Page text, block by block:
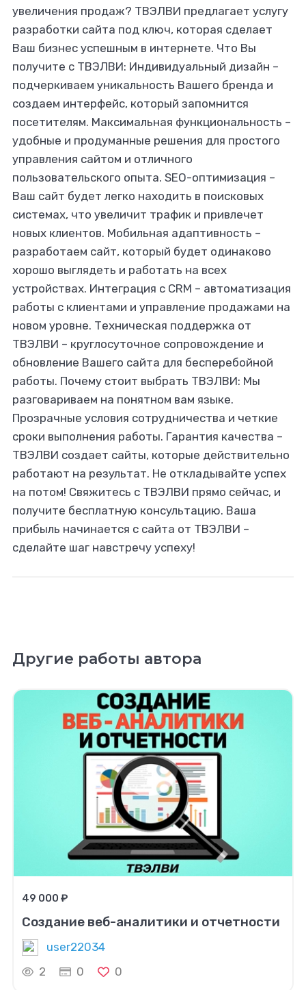
увеличения продаж? ТВЭЛВИ предлагает услугу
разработки сайта под ключ, которая сделает
Ваш бизнес успешным в интернете. Что Вы
получите с ТВЭЛВИ: Индивидуальный дизайн –
подчеркиваем уникальность Вашего бренда и
создаем интерфейс, который запомнится
посетителям. Максимальная функциональность –
удобные и продуманные решения для простого
управления сайтом и отличного
пользовательского опыта. SEO-оптимизация –
Ваш сайт будет легко находить в поисковых
системах, что увеличит трафик и привлечет
новых клиентов. Мобильная адаптивность –
разработаем сайт, который будет одинаково
хорошо выглядеть и работать на всех
устройствах. Интеграция с CRM – автоматизация
работы с клиентами и управление продажами на
новом уровне. Техническая поддержка от
ТВЭЛВИ – круглосуточное сопровождение и
обновление Вашего сайта для бесперебойной
работы. Почему стоит выбрать ТВЭЛВИ: Мы
разговариваем на понятном вам языке.
Прозрачные условия сотрудничества и четкие
сроки выполнения работы. Гарантия качества –
ТВЭЛВИ создает сайты, которые действительно
работают на результат. Не откладывайте успех
на потом! Свяжитесь с ТВЭЛВИ прямо сейчас, и
получите бесплатную консультацию. Ваша
прибыль начинается с сайта от ТВЭЛВИ –
сделайте шаг навстречу успеху!
Другие работы автора
49 000 ₽
Создание веб-аналитики и отчетности
user22034
2
0 0